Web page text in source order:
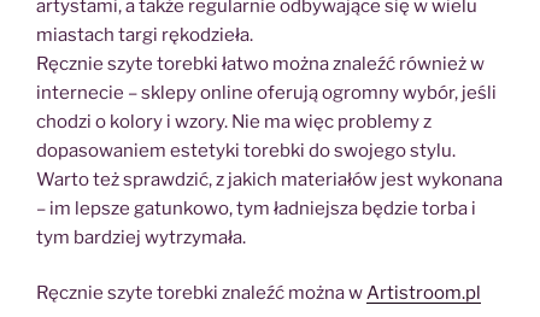
artystami, a także regularnie odbywające się w wielu
miastach targi rękodzieła.
Ręcznie szyte torebki łatwo można znaleźć również w
internecie – sklepy online oferują ogromny wybór, jeśli
chodzi o kolory i wzory. Nie ma więc problemy z
dopasowaniem estetyki torebki do swojego stylu.
Warto też sprawdzić, z jakich materiałów jest wykonana
– im lepsze gatunkowo, tym ładniejsza będzie torba i
tym bardziej wytrzymała.
Ręcznie szyte torebki znaleźć można wArtistroom.pl